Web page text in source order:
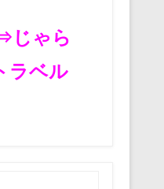
じゃら
ラベル